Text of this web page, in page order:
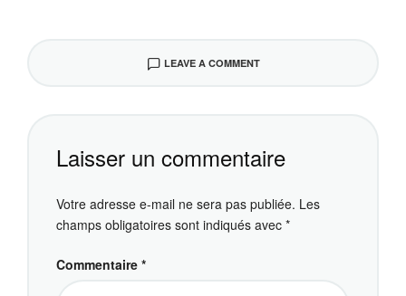
LEAVE A COMMENT
Laisser un commentaire
Votre adresse e-mail ne sera pas publiée. Les
champs obligatoires sont indiqués avec *
Commentaire *